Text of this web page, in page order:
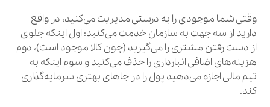
وقتی شما موجودی را به درستی مدیریت می‌کنید، در واقع
دارید از سه جهت به سازمان خدمت می‌کنید: اول اینکه جلوی
از دست رفتن مشتری را می‌گیرید (چون کالا موجود است)، دوم
هزینه‌های اضافی انبارداری را حذف می‌کنید و سوم اینکه به
تیم مالی اجازه می‌دهید پول را در جاهای بهتری سرمایه‌گذاری
کند.